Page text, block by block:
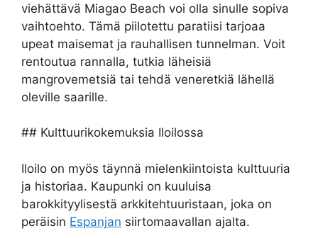
viehättävä Miagao Beach voi olla sinulle sopiva
vaihtoehto. Tämä piilotettu paratiisi tarjoaa
upeat maisemat ja rauhallisen tunnelman. Voit
rentoutua rannalla, tutkia läheisiä
mangrovemetsiä tai tehdä veneretkiä lähellä
oleville saarille.
## Kulttuurikokemuksia Iloilossa
Iloilo on myös täynnä mielenkiintoista kulttuuria
ja historiaa. Kaupunki on kuuluisa
barokkityylisestä arkkitehtuuristaan, joka on
peräisin Espanjan siirtomaavallan ajalta.